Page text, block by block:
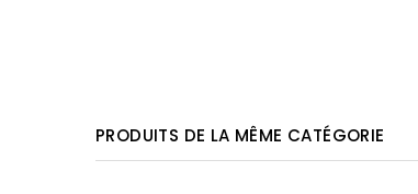
PRODUITS DE LA MÊME CATÉGORIE